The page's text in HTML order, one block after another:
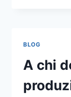
BLOG
A chi